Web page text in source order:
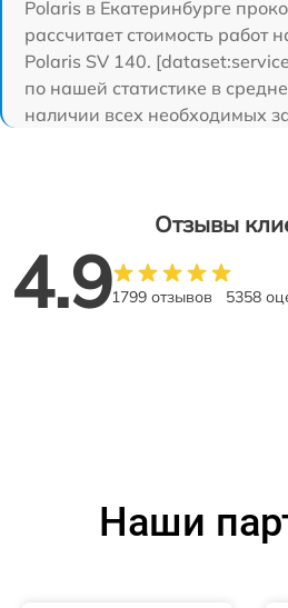
Polaris в Екатеринбурге
рассчитает стоимость работ
Polaris SV 140.
по нашей статистике в
наличии всех необходимых
Отзывы
4.91799 отзывов 5358
Наши